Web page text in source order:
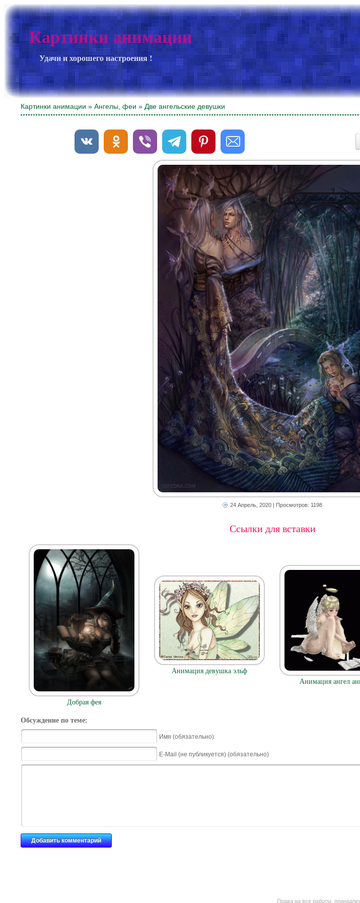
Картинки анимации
Удачи и хорошего настроения !
Картинки анимации »Ангелы, феи » Две ангельские девушки
24 Апрель, 2020 | Просмотров: 1198
Ссылки для вставки
Добрая фея
Анимация девушка эльф
Анимация ангел
Обсуждение по теме:
Имя (обязательно)
E-Mail (не публикуется) (обязательно)
Права на все работы,